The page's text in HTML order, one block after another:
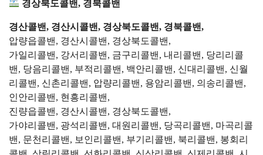
경상북도콜밴, 경북콜밴
경산콜밴, 경산시콜밴, 경상북도콜밴, 경북콜밴,
압량읍콜밴, 경산시콜밴, 경상북도콜밴,
가일리콜밴, 강서리콜밴, 금구리콜밴, 내리콜밴, 당리리콜
밴, 당음리콜밴, 부적리콜밴, 백안리콜밴, 신대리콜밴, 신월
리콜밴, 신촌리콜밴, 압량리콜밴, 용암리콜밴, 의송리콜밴,
인안리콜밴, 현흥리콜밴,
진량읍콜밴, 경산시콜밴, 경상북도콜밴,
가야리콜밴, 광석리콜밴, 대원리콜밴, 당곡리콜밴, 마곡리콜
밴, 문천리콜밴, 보인리콜밴, 부기리콜밴, 북리콜밴, 봉회리